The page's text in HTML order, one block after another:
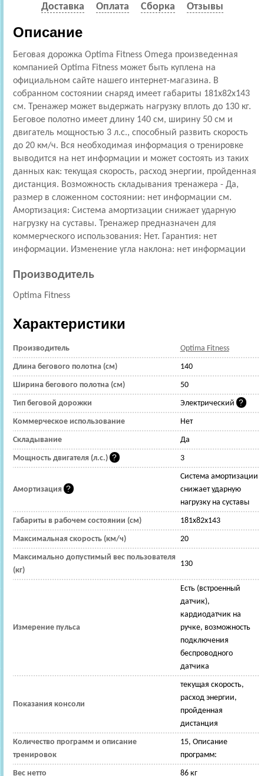
Доставка
Оплата Сборка Отзывы
Описание
Беговая дорожка Optima Fitness Omega произведенная
компанией Optima Fitness может быть куплена на
официальном сайте нашего интернет-магазина. В
собранном состоянии снаряд имеет габариты 181x82x143
см. Тренажер может выдержать нагрузку вплоть до 130 кг.
Беговое полотно имеет длину 140 см, ширину 50 см и
двигатель мощностью 3 л.с., способный развить скорость
до 20 км/ч. Вся необходимая информация о тренировке
выводится на нет информации и может состоять из таких
данных как: текущая скорость, расход энергии, пройденная
дистанция. Возможность складывания тренажера - Да,
размер в сложенном состоянии: нет информации см.
Амортизация: Cистема амортизации снижает ударную
нагрузку на суставы. Тренажер предназначен для
коммерческого использования: Нет. Гарантия: нет
информации. Изменение угла наклона: нет информации
Производитель
Optima Fitness
Характеристики
Производитель Optima Fitness
Длина бегового полотна (см) 140
Ширина бегового полотна (см) 50
Тип беговой дорожки Электрический
Коммерческое использование Нет
Складывание Да
Мощность двигателя (л.с.) 3
Амортизация
Cистема амортизации
снижает ударную
нагрузку на суставы
Габариты в рабочем состоянии (см) 181x82x143
Максимальная скорость (км/ч) 20
Максимально допустимый вес пользователя
(кг)
130
Измерение пульса
Есть (встроенный
датчик),
кардиодатчик на
ручке, возможность
подключения
беспроводного
датчика
Показания консоли
текущая скорость,
расход энергии,
пройденная
дистанция
Количество программ и описание
тренировок
15, Описание
программ:
Вес нетто 86 кг